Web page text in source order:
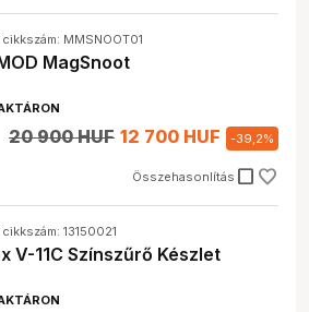
MMSNOOT01
MagSnoot
Összehasonlítás check_box_outline_blank
20 900 HUF 12 700 HUF -39,2%
13150021
V-11C Színszűrő Készlet